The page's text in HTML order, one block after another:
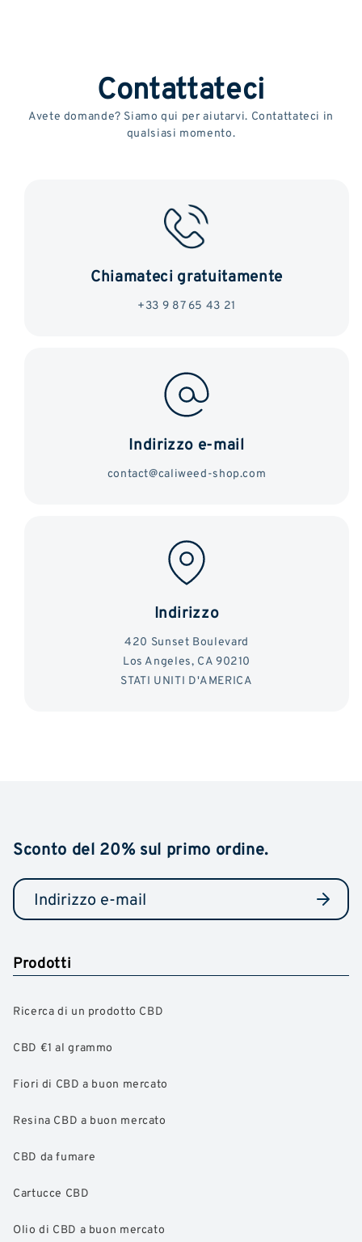
Contattateci
Avete domande? Siamo qui per aiutarvi. Contattateci in
qualsiasi momento.
Chiamateci gratuitamente
+33 9 87 65 43 21
Indirizzo e-mail
contact@caliweed-shop.com
Indirizzo
420 Sunset Boulevard
Los Angeles, CA 90210
STATI UNITI D'AMERICA
Sconto del 20% sul primo ordine.
Prodotti
Ricerca di un prodotto CBD
CBD €1 al grammo
Fiori di CBD a buon mercato
Resina CBD a buon mercato
CBD da fumare
Cartucce CBD
Olio di CBD a buon mercato